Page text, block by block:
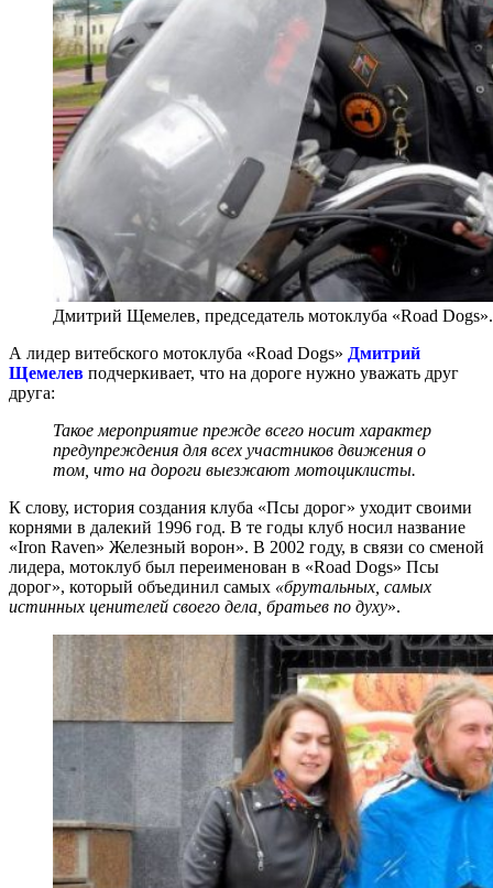
Дмитрий Щемелев, председатель мотоклуба «Road
А лидер витебского мотоклуба «Road Dogs» Дмитрий
Щемелев подчеркивает, что на дороге нужно уважать друг
друга:
Такое мероприятие прежде всего носит характер
предупреждения для всех участников движения о
том, что на дороги выезжают мотоциклисты.
К слову, история создания клуба «Псы дорог» уходит своими
корнями в далекий 1996 год. В те годы клуб носил название
«Iron Raven» Железный ворон». В 2002 году, в связи со сменой
лидера, мотоклуб был переименован в «Road Dogs» Псы
дорог», который объединил самых «брутальных, самых
истинных ценителей своего дела, братьев по духу».